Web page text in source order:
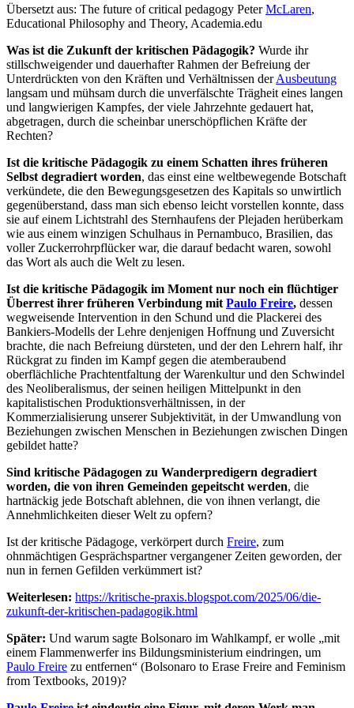
Übersetzt aus: The future of critical pedagogy PeterMcLaren,
Educational Philosophy and Theory, Academia.edu
Was ist die Zukunft der kritischen Pädagogik? Wurde ihr
stillschweigender und dauerhafter Rahmen der Befreiung der
Unterdrückten von den Kräften und Verhältnissen derAusbeutung
langsam und mühsam durch die unverfälschte Trägheit eines langen
und langwierigen Kampfes, der viele Jahrzehnte gedauert hat,
abgetragen, durch die scheinbar unerschöpflichen Kräfte der
Rechten?
Ist die kritische Pädagogik zu einem Schatten ihres früheren
Selbst degradiert worden, das einst eine weltbewegende Botschaft
verkündete, die den Bewegungsgesetzen des Kapitals so unwirtlich
gegenüberstand, dass man sich ebenso leicht vorstellen konnte, dass
sie auf einem Lichtstrahl des Sternhaufens der Plejaden herüberkam
wie aus einem winzigen Schulhaus in Pernambuco, Brasilien, das
voller Zuckerrohrpflücker war, die darauf bedacht waren, sowohl
das Wort als auch die Welt zu lesen.
Ist die kritische Pädagogik im Moment nur noch ein flüchtiger
Überrest ihrer früheren Verbindung mit Paulo Freire, dessen
wegweisende Intervention in den Schund und die Plackerei des
Bankiers-Modells der Lehre denjenigen Hoffnung und Zuversicht
brachte, die nach Befreiung dürsteten, und der den Lehrern half, ihr
Rückgrat zu finden im Kampf gegen die atemberaubend
oberflächliche Prachtentfaltung der Warenkultur und den Schwindel
des Neoliberalismus, der seinen heiligen Mittelpunkt in den
kapitalistischen Produktionsverhältnissen, in der
Kommerzialisierung unserer Subjektivität, in der Umwandlung von
Beziehungen zwischen Menschen in Beziehungen zwischen Dingen
gebildet hatte?
Sind kritische Pädagogen zu Wanderpredigern degradiert
worden, die von ihren Gemeinden gepeitscht werden, die
hartnäckig jede Botschaft ablehnen, die von ihnen verlangt, die
Annehmlichkeiten dieser Welt zu opfern?
Ist der kritische Pädagoge, verkörpert durch Freire, zum
ohnmächtigen Gesprächspartner vergangener Zeiten geworden, der
nun in fernen Gefilden verkümmert ist?
Weiterlesen: https://kritische-praxis.blogspot.com/2025/06/die-
zukunft-der-kritischen-padagogik.html
Später: Und warum sagte Bolsonaro im Wahlkampf, er wolle „mit
einem Flammenwerfer ins Bildungsministerium eindringen, um
Paulo Freire zu entfernen“ (Bolsonaro to Erase Freire and Feminism
from Textbooks, 2019)?